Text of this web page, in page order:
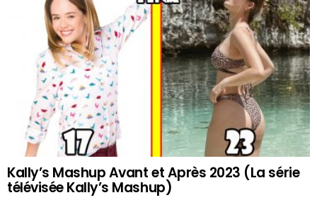
Kally’s Mashup Avant et Après 2023 (La série
télévisée Kally’s Mashup)